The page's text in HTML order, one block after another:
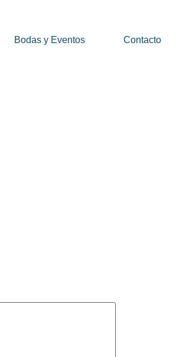
Bodas y Eventos Contacto